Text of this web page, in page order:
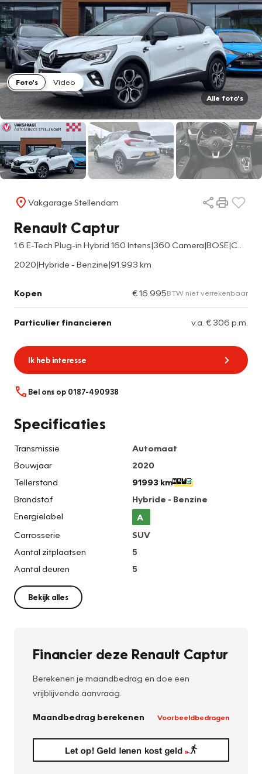
Foto's
Video
Alle foto's
Vakgarage Stellendam
Renault Captur
2020|Hybride - Benzine|91.993 km
Kopen € 16.995BTW niet verrekenbaar
Particulier financieren v.a. € 306 p.m.
Ik heb interesse
Bel ons op 0187-490938
Specificaties
Transmissie
Automaat
Bouwjaar
2020
Tellerstand
91993 km
Brandstof
Hybride - Benzine
Energielabel
A
Carrosserie
SUV
Aantal zitplaatsen
5
Aantal deuren
5
Bekijk alles
Financier deze Renault Captur
Berekenen je maandbedrag en doe een
vrijblijvende aanvraag.
Maandbedrag berekenen Voorbeeldbedragen